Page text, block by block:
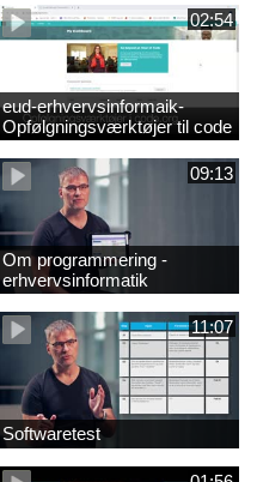
02:54
eud-erhvervsinformaik-
Opfølgningsværktøjer til code
09:13
Om programmering -
erhvervsinformatik
11:07
Softwaretest